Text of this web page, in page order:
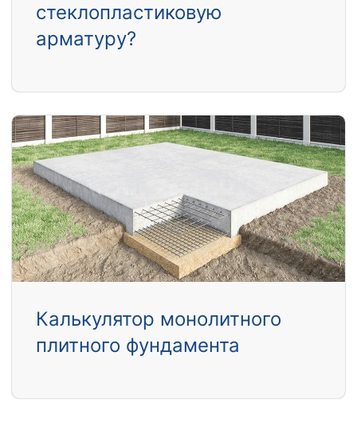
стеклопластиковую
арматуру?
Калькулятор монолитного
плитного фундамента